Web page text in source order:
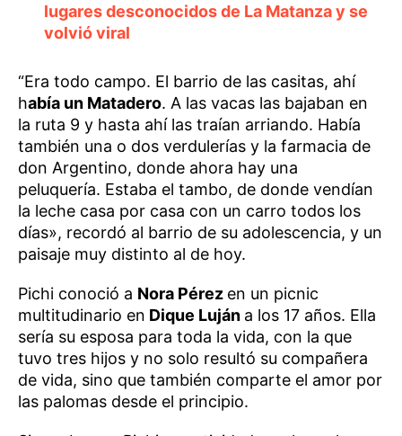
lugares desconocidos de La Matanza y se
volvió viral
“Era todo campo. El barrio de las casitas, ahí
había un Matadero. A las vacas las bajaban en
la ruta 9 y hasta ahí las traían arriando. Había
también una o dos verdulerías y la farmacia de
don Argentino, donde ahora hay una
peluquería. Estaba el tambo, de donde vendían
la leche casa por casa con un carro todos los
días», recordó al barrio de su adolescencia, y un
paisaje muy distinto al de hoy.
Pichi conoció a Nora Pérez en un picnic
multitudinario en Dique Luján a los 17 años. Ella
sería su esposa para toda la vida, con la que
tuvo tres hijos y no solo resultó su compañera
de vida, sino que también comparte el amor por
las palomas desde el principio.